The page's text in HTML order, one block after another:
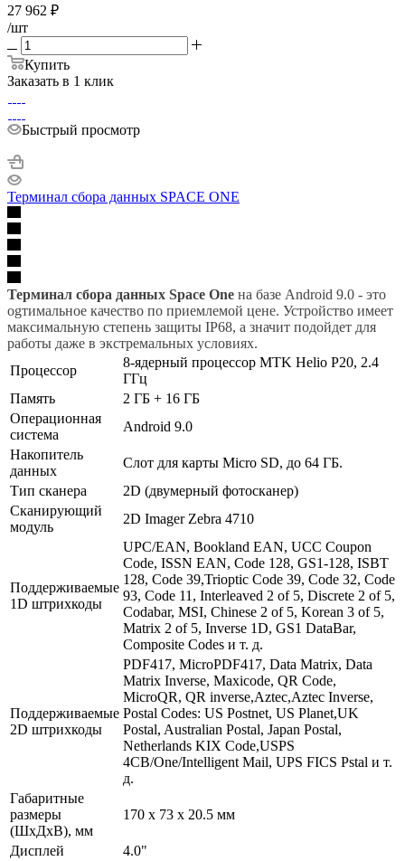
27 962 ₽
/шт
Купить
Заказать в 1 клик
Быстрый просмотр
Терминал сбора данных SPACE ONE
Терминал сбора данных Space One на базе Android 9.0 - это
оgтимальное качество по приемлемой цене. Устройство имеет
максимальную степень защиты IP68, а значит подойдет для
работы даже в экстремальных условиях.
Процессор
8-ядерный процессор MTK Helio P20, 2.4
ГГц
Память
2 ГБ + 16 ГБ
Операционная
система
Android 9.0
Накопитель
данных
Слот для карты Micro SD, до 64 ГБ.
Тип сканера
2D (двумерный фотосканер)
Сканирующий
модуль
2D Imager Zebra 4710
Поддерживаемые
1D штрихкоды
UPC/EAN, Bookland EAN, UCC Coupon
Code, ISSN EAN, Code 128, GS1-128, ISBT
128, Code 39,Trioptic Code 39, Code 32, Code
93, Code 11, Interleaved 2 of 5, Discrete 2 of 5,
Codabar, MSI, Chinese 2 of 5, Korean 3 of 5,
Matrix 2 of 5, Inverse 1D, GS1 DataBar,
Composite Codes и т. д.
Поддерживаемые
2D штрихкоды
PDF417, MicroPDF417, Data Matrix, Data
Matrix Inverse, Maxicode, QR Code,
MicroQR, QR inverse,Aztec,Aztec Inverse,
Postal Codes: US Postnet, US Planet,UK
Postal, Australian Postal, Japan Postal,
Netherlands KIX Code,USPS
4CB/One/Intelligent Mail, UPS FICS Pstal и т.
д.
Габаритные
размеры
(ШхДхВ), мм
170 х 73 х 20.5 мм
Дисплей 4.0"